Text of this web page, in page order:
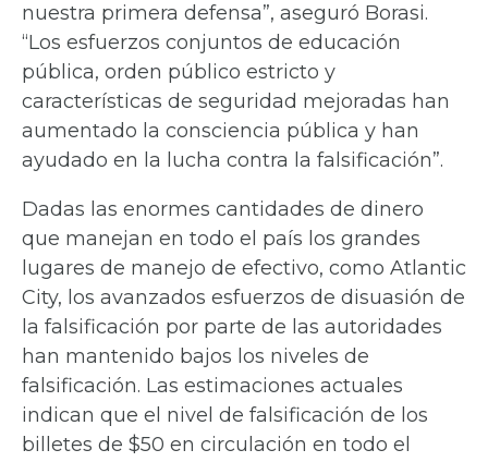
nuestra primera defensa”, aseguró Borasi.
“Los esfuerzos conjuntos de educación
pública, orden público estricto y
características de seguridad mejoradas han
aumentado la consciencia pública y han
ayudado en la lucha contra la falsificación”.
Dadas las enormes cantidades de dinero
que manejan en todo el país los grandes
lugares de manejo de efectivo, como Atlantic
City, los avanzados esfuerzos de disuasión de
la falsificación por parte de las autoridades
han mantenido bajos los niveles de
falsificación. Las estimaciones actuales
indican que el nivel de falsificación de los
billetes de $50 en circulación en todo el